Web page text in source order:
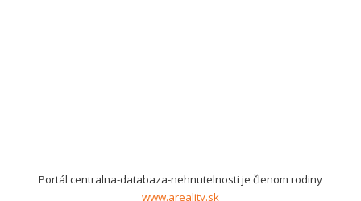
Portál centralna-databaza-nehnutelnosti je členom rodiny
www.areality.sk